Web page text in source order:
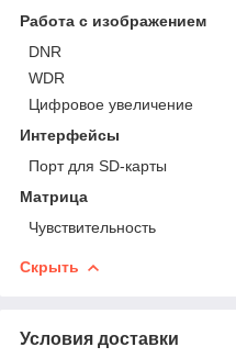
Работа с изображением
DNR
WDR
Цифровое увеличение
Интерфейсы
Порт для SD-карты
Матрица
Чувствительность
Скрыть
Условия доставки